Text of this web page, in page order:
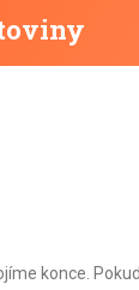
konce.